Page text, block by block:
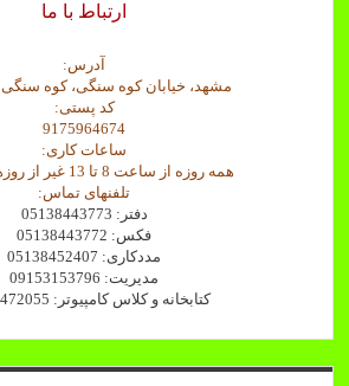
ارتباط با ما
آدرس:
مشهد، خیابان کوه سنگی، کوه سنگی 18 پلاک 5
کد پستی:
9175964674
ساعات کاری:
همه روزه از ساعت 8 تا 13 غیر از روزهای تعطیل
تلفنهای تماس:
دفتر: 05138443773
فکس: 05138443772
مددکاری: 05138452407
مدیریت: 09153153796
کتابخانه و کلاس کامپیوتر: 05138472055